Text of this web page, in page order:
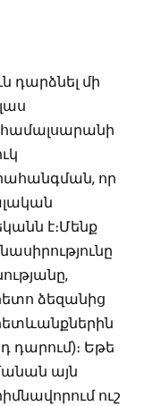
դարձնել մի
համալսարանի
որ
է։Մենք
ձեզանից
դարում)։ Եթե
այն
ուշ